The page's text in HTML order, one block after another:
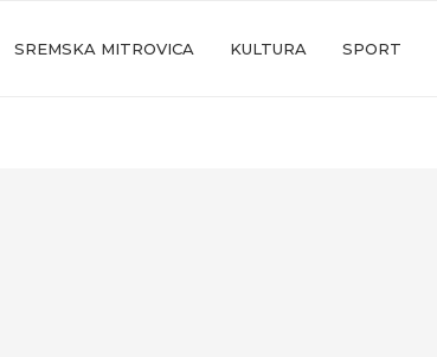
SREMSKA MITROVICA KULTURA SPORT